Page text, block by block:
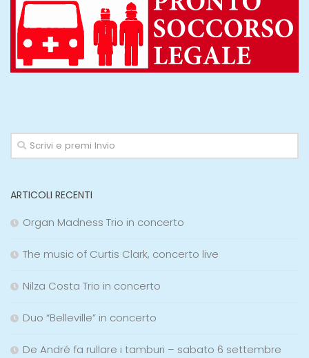
ARTICOLI RECENTI
Organ Madness Trio in concerto
The music of Curtis Clark, concerto live
Nilza Costa Trio in concerto
Duo “Belleville” in concerto
De André fa rullare i tamburi – sabato 6 settembre